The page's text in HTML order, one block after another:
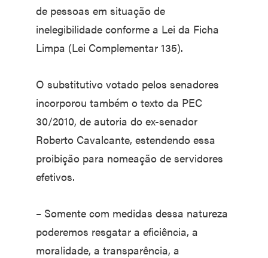
de pessoas em situação de
inelegibilidade conforme a Lei da Ficha
Limpa (Lei Complementar 135).
O substitutivo votado pelos senadores
incorporou também o texto da PEC
30/2010, de autoria do ex-senador
Roberto Cavalcante, estendendo essa
proibição para nomeação de servidores
efetivos.
– Somente com medidas dessa natureza
poderemos resgatar a eficiência, a
moralidade, a transparência, a